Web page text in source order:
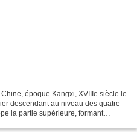
époque Kangxi, XVIIIe siècle le
descendant au niveau des quatre
la partie supérieure, formant